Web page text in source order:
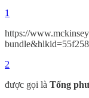
1
https://
2
được gọi là Tổng